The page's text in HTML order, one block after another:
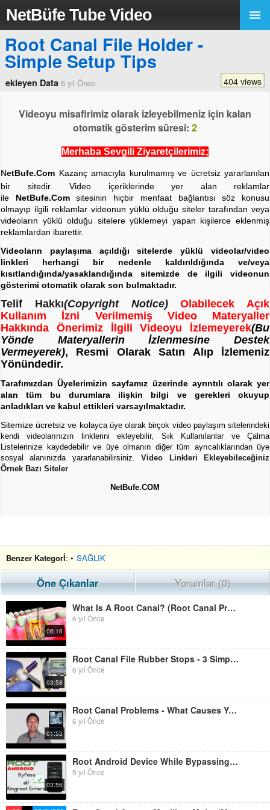
NetBüfe Tube Video
Root Canal File Holder -
Simple Setup Tips
ekleyen Data 6 yıl Önce 404 views
Videoyu misafirimiz olarak izleyebilmeniz için kalan
otomatik gösterim süresi: 2
Merhaba Sevgili Ziyaretçilerimiz;
NetBufe.Com Kazanç amacıyla kurulmamış ve ücretsiz yararlanılan
bir sitedir. Video içeriklerinde yer alan reklamlar
ile NetBufe.Comsitesinin hiçbir menfaat bağlantısı söz konusu
olmayıp ilgili reklamlar videonun yüklü olduğu siteler tarafından veya
videoların yüklü olduğu sitelere yüklemeyi yapan kişilerce eklenmiş
reklamlardan ibarettir.
Videoların paylaşıma açıldığı sitelerde yüklü videolar/video
linkleri herhangi bir nedenle kaldırıldığında ve/veya
kısıtlandığında/yasaklandığında sitemizde de ilgili videonun
gösterimi otomatik olarak son bulmaktadır.
Telif Hakkı(Copyright Notice)
Olabilecek Açık
Kullanım İzni Verilmemiş Video Materyaller
Hakkında Önerimiz İlgili Videoyu İzlemeyerek(Bu
Yönde Materyallerin İzlenmesine Destek
Vermeyerek), Resmi Olarak Satın Alıp İzlemeniz
Yönündedir.
Tarafımızdan Üyelerimizin sayfamız üzerinde ayrıntılı olarak yer
alan tüm bu durumlara ilişkin bilgi ve gerekleri okuyup
anladıkları ve kabul ettikleri varsayılmaktadır.
Sitemize ücretsiz ve kolayca üye olarak birçok video paylaşım sitelerindeki
kendi videolarınızın linklerini ekleyebilir, Sık Kullanılanlar ve Çalma
Listelerinize kaydedebilir ve üye olmanın diğer tüm ayrıcalıklarından üye
sosyal alanınızda yararlanabilirsiniz.Video Linkleri Ekleyebileceğiniz
Örnek Bazı Siteler
NetBufe.COM
Benzer Kategorİ: • SAĞLIK
Öne Çıkanlar Yorumlar (0)
06:16
What Is A Root Canal? (Root Canal Procedure Step By Step)
6 yıl Önce
03:58
Root Canal File Rubber Stops - 3 Simple Tips
6 yıl Önce
01:53
Root Canal Problems - What Causes You Stress During Root Canals?
6 yıl Önce
03:56
Root Android Device While Bypassing All Root Failed Errors [Solved] Kingroot Root Failed
9 yıl Önce